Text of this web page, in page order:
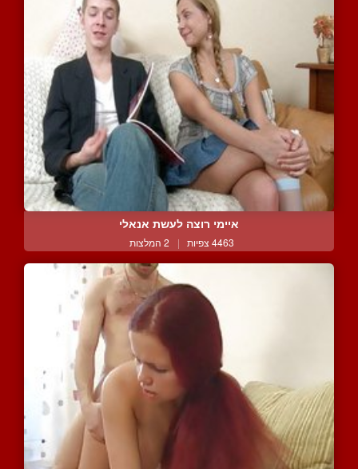
איימי רוצה לעשת אנאלי
4463 צפיות | 2 המלצות